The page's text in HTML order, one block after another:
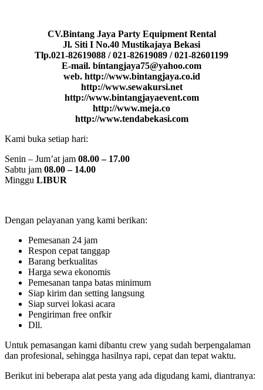
CV.Bintang Jaya Party Equipment Rental
Jl. Siti I No.40 Mustikajaya Bekasi
Tlp.021-82619088 / 021-82619089 / 021-82601199
E-mail. bintangjaya75@yahoo.com
web. http://www.bintangjaya.co.id
http://www.sewakursi.net
http://www.bintangjayaevent.com
http://www.meja.co
http://www.tendabekasi.com
Kami buka setiap hari:
Senin – Jum’at jam 08.00 – 17.00
Sabtu jam 08.00 – 14.00
Minggu LIBUR
Dengan pelayanan yang kami berikan:
Pemesanan 24 jam
Respon cepat tanggap
Barang berkualitas
Harga sewa ekonomis
Pemesanan tanpa batas minimum
Siap kirim dan setting langsung
Siap survei lokasi acara
Pengiriman free onfkir
Dll.
Untuk pemasangan kami dibantu crew yang sudah berpengalaman
dan profesional, sehingga hasilnya rapi, cepat dan tepat waktu.
Berikut ini beberapa alat pesta yang ada digudang kami, diantranya: